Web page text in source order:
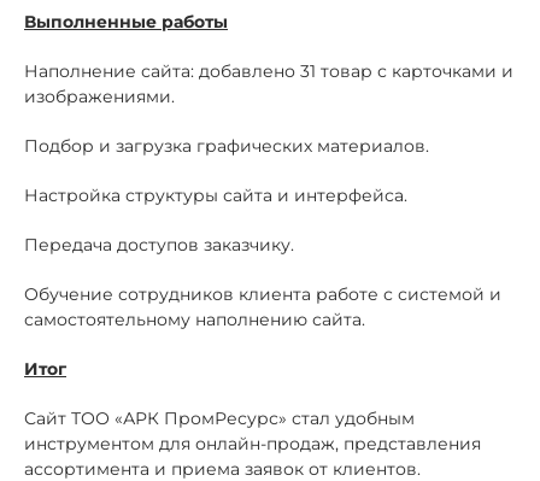
Выполненные работы
Наполнение сайта: добавлено 31 товар с карточками и
изображениями.
Подбор и загрузка графических материалов.
Настройка структуры сайта и интерфейса.
Передача доступов заказчику.
Обучение сотрудников клиента работе с системой и
самостоятельному наполнению сайта.
Итог
Сайт ТОО «АРК ПромРесурс» стал удобным
инструментом для онлайн-продаж, представления
ассортимента и приема заявок от клиентов.